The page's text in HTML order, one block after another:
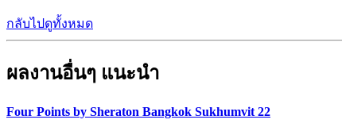
กลับไปดูทั้งหมด
ผลงานอื่นๆ แนะนำ
Four Points by Sheraton Bangkok Sukhumvit 22